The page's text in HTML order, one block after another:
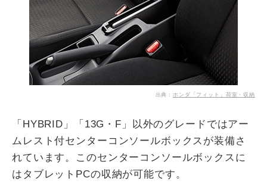
出典： ホンダ「フィット」荷室・収納
「HYBRID」「13G・F」以外のグレードではアー
ムレスト付センターコンソールボックスが装備さ
れています。このセンターコンソールボックスに
はタブレットPCの収納が可能です。